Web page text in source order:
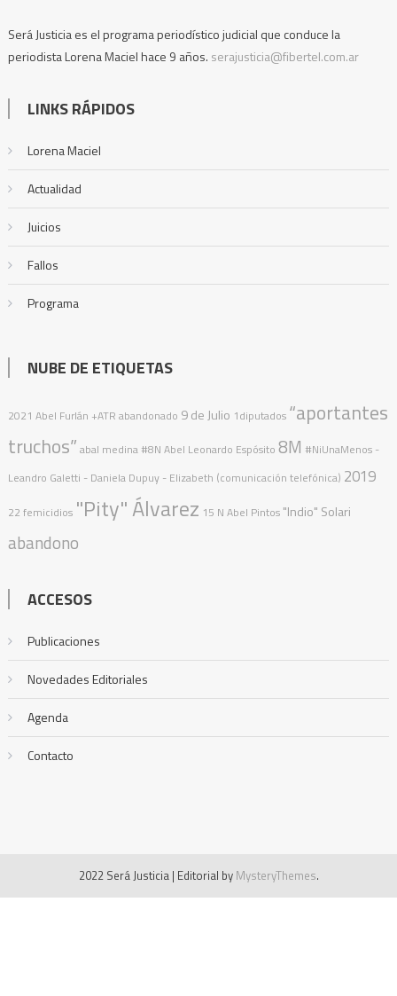
Será Justicia es el programa periodístico judicial que conduce la
periodista Lorena Maciel hace 9 años. serajusticia@fibertel.com.ar
LINKS RÁPIDOS
Lorena Maciel
Actualidad
Juicios
Fallos
Programa
NUBE DE ETIQUETAS
2021 Abel Furlán +ATR abandonado 9 de Julio 1diputados “aportantes
truchos” abal medina #8N Abel Leonardo Espósito 8M #NiUnaMenos -
Leandro Galetti - Daniela Dupuy - Elizabeth (comunicación telefónica) 2019
22 femicidios "Pity" Álvarez 15 N Abel Pintos "Indio" Solari
abandono
ACCESOS
Publicaciones
Novedades Editoriales
Agenda
Contacto
2022 Será Justicia | Editorial by MysteryThemes.